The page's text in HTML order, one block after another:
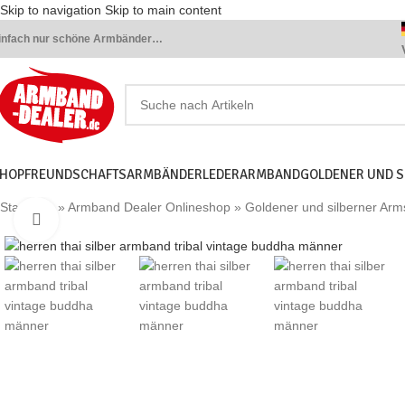
Skip to navigation Skip to main content
nur schöne Armbänder…
FREUNDSCHAFTSARMBÄNDERLEDERARMBANDGOLDENER UND
Startseite » Armband Dealer Onlineshop » Goldener und silberner